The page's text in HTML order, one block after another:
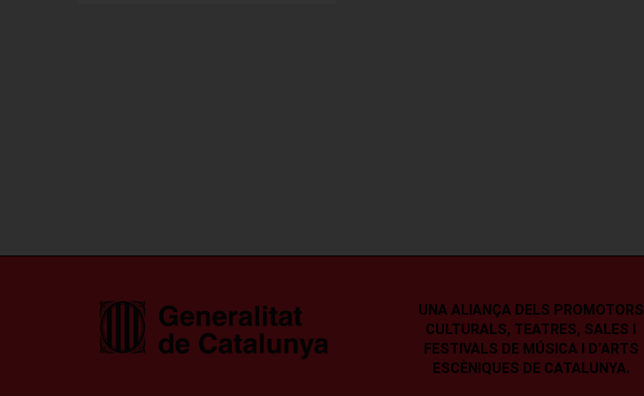
UNA ALIANÇA DELS PROMOTORS
CULTURALS, TEATRES, SALES I
FESTIVALS DE MÚSICA I D’ARTS
ESCÈNIQUES DE CATALUNYA.